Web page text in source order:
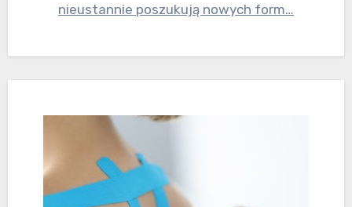
nieustannie poszukują nowych form…